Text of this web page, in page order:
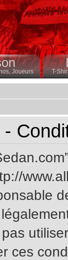
Joueurs T-
ces